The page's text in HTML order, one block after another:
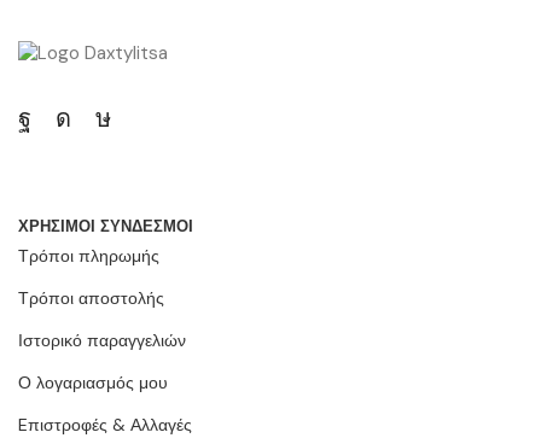
ΧΡΗΣΙΜΟΙ ΣΥΝΔΕΣΜΟΙ
Τρόποι πληρωμής
Τρόποι αποστολής
Ιστορικό παραγγελιών
Ο λογαριασμός μου
Eπιστροφές & Αλλαγές